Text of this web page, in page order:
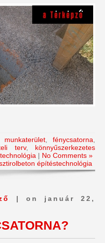
munkaterület fénycsatorna
terv, könnyűszerkezetes
| No Comments »
építéstechnológia
| on január 22,